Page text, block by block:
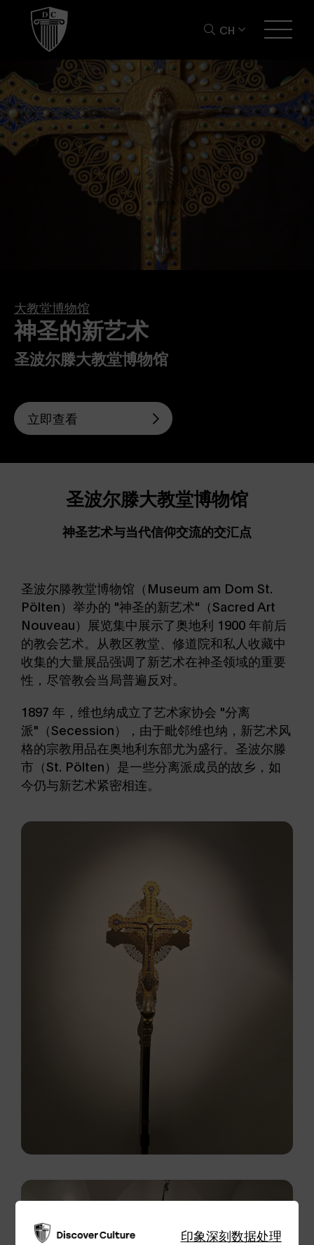
CH
大教堂博物馆
神圣的新艺术
圣波尔滕大教堂博物馆
立即查看
圣波尔滕大教堂博物馆
神圣艺术与当代信仰交流的交汇点
圣波尔滕教堂博物馆（Museum am Dom St.
Pölten）举办的 "神圣的新艺术"（Sacred Art
Nouveau）展览集中展示了奥地利 1900 年前后
的教会艺术。从教区教堂、修道院和私人收藏中
收集的大量展品强调了新艺术在神圣领域的重要
性，尽管教会当局普遍反对。
1897 年，维也纳成立了艺术家协会 "分离
派"（Secession），由于毗邻维也纳，新艺术风
格的宗教用品在奥地利东部尤为盛行。圣波尔滕
市（St. Pölten）是一些分离派成员的故乡，如
今仍与新艺术紧密相连。
印象深刻数据处理